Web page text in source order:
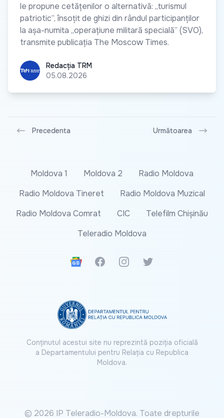
le propune cetățenilor o alternativă: „turismul
patriotic”, însoțit de ghizi din rândul participanților
la așa-numita „operațiune militară specială” (SVO),
transmite publicația The Moscow Times.
Redacția TRM
Redacția TRM
05.08.2026
Precedenta Următoarea
Moldova 1 Moldova 2
Radio Moldova
Radio Moldova Tineret
Radio Moldova Muzical
Radio Moldova Comrat
CIC
Telefilm Chișinău
Teleradio Moldova
Google News
FacebookInstagramTwitter
Conținutul acestui site nu reprezintă poziția oficială
a Departamentului pentru Relația cu Republica
Moldova.
© 2026 IP Teleradio-Moldova. Toate drepturile